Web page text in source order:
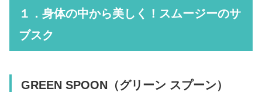
１．身体の中から美しく！スムージーのサ
ブスク
GREEN SPOON（グリーン スプーン）